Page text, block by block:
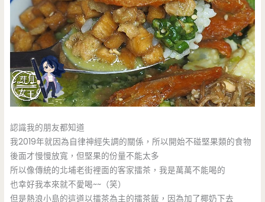
認識我的朋友都知道
我2019年就因為自律神經失調的關係，所以開始不碰堅果類的食物
後面才慢慢放寬，但堅果的份量不能太多
所以像傳統的北埔老街裡面的客家擂茶，我是萬萬不能喝的
也幸好我本來就不愛喝~~（笑）
但是熱浪小島的這道以擂茶為主的擂茶飯，因為加了椰奶下去